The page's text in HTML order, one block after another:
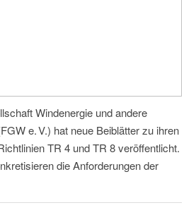
Windenergie und andere
e. V.) hat neue Beiblätter zu ihren
TR 4 und TR 8 veröffentlicht.
die Anforderungen der